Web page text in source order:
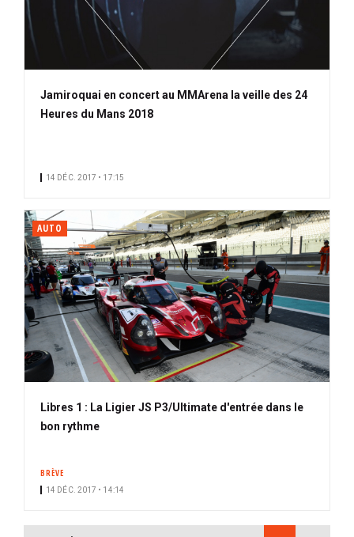
Jamiroquai en concert au MMArena la veille des 24
Heures du Mans 2018
14 DÉC. 2017 • 17:15
AUTO
Libres 1 : La Ligier JS P3/Ultimate d'entrée dans le
bon rythme
BRÈVE
14 DÉC. 2017 • 14:14